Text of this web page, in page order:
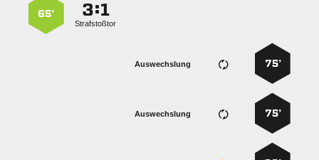
:
Strafstoßtor
65’
75’
Auswechslung
75’
Auswechslung